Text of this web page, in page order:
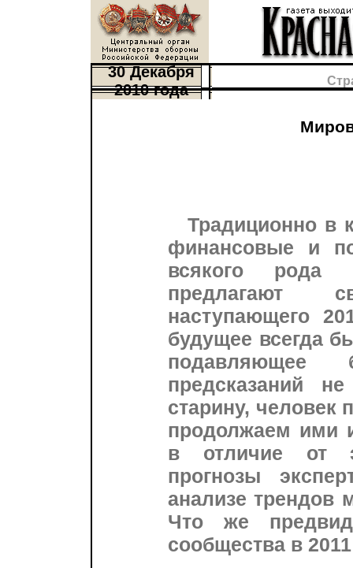
30 Декабря
2010 года
Традиционно в
финансовые и
всякого рода
предлагают
наступающего
будущее всегда
подавляющее
предсказаний
старину, человек
продолжаем ими
в отличие от
прогнозы
анализе трендов
Что же
сообщества в